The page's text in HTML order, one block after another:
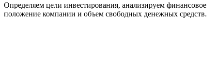
Определяем цели инвестирования, анализируем финансовое
положение компании и объем свободных денежных средств.